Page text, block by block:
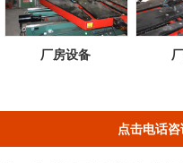
厂房设备
点击电话